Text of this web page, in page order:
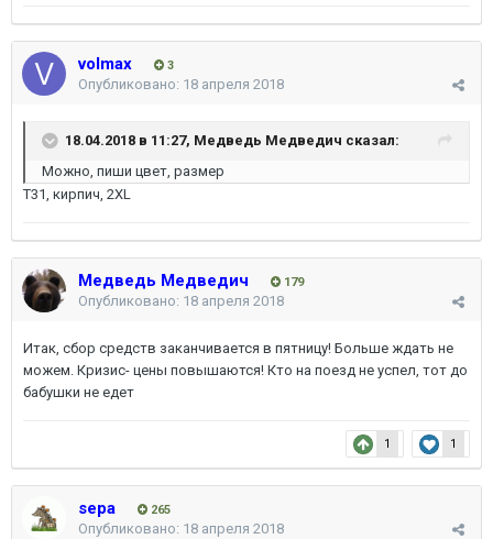
volmax 3
Опубликовано: 18 апреля 2018
18.04.2018 в 11:27, Медведь Медведич сказал:
Можно, пиши цвет, размер
Т31, кирпич, 2XL
Медведь Медведич 179
Опубликовано: 18 апреля 2018
Итак, сбор средств заканчивается в пятницу! Больше ждать не
можем. Кризис- цены повышаются! Кто на поезд не успел, тот до
бабушки не едет
1 1
sepa 265
Опубликовано: 18 апреля 2018